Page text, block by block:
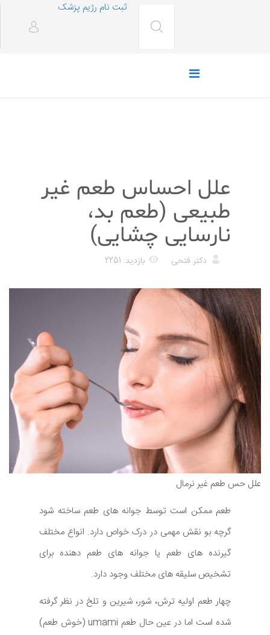
ثبت نام رژیم پزشک
علل احساس طعم غیر
طبیعی (طعم بد،
نارسایی چشایی)
دکتر فتحی بازدید: 2251
علل حس طعم غیر نرمال
طعم ممکن است توسط جوانه های طعم ساخته شود
گرچه بو نقش مهمی در درک خواص دارد. انواع مختلف
گیرنده های طعم یا جوانه های طعم دهنده برای
تشخیص سلیقه های مختلف وجود دارد.
چهار طعم اولیه ترش، شور، شیرین و تلخ در نظر گرفته
شده است اما در عین حال طعم umami (خوش طعم)